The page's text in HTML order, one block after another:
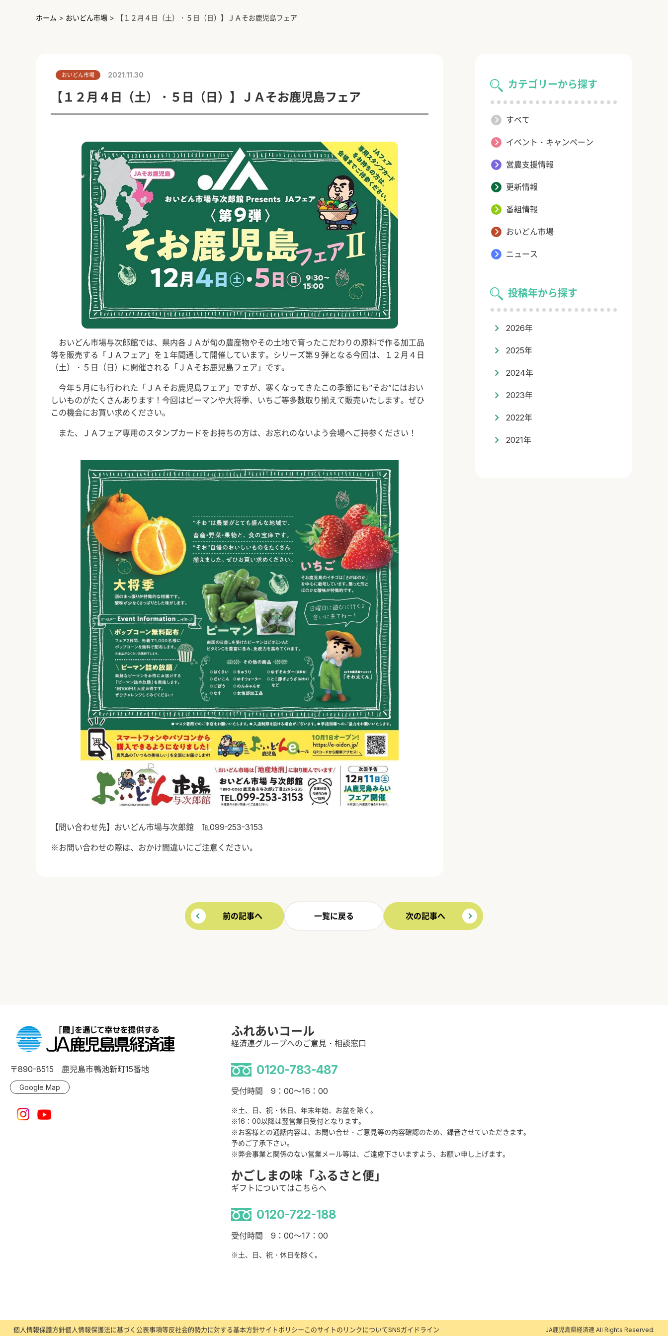
ホーム > おいどん市場 > 【１２月４日（土）・５日（日）】ＪＡそお鹿児島フェア
カテゴリーから探す
すべて
イベント・キャンペーン
営農支援情報
更新情報
番組情報
おいどん市場
ニュース
投稿年から探す
2026年
2025年
2024年
2023年
2022年
2021年
おいどん市場 2021.11.30
【１２月４日（土）・５日（日）】ＪＡそお鹿児島フェア
おいどん市場与次郎館では、県内各ＪＡが旬の農産物やその土地で育ったこだわりの原料で作る加工品
等を販売する「ＪＡフェア」を１年間通して開催しています。シリーズ第９弾となる今回は、１２月４日
（土）・５日（日）に開催される「ＪＡそお鹿児島フェア」です。
今年５月にも行われた「ＪＡそお鹿児島フェア」ですが、寒くなってきたこの季節にも“そお”にはおい
しいものがたくさんあります！今回はピーマンや大将季、いちご等多数取り揃えて販売いたします。ぜひ
この機会にお買い求めください。
また、ＪＡフェア専用のスタンプカードをお持ちの方は、お忘れのないよう会場へご持参ください！
【問い合わせ先】おいどん市場与次郎館 ℡099-253-3153
※お問い合わせの際は、おかけ間違いにご注意ください。
前の記事へ 一覧に戻る 次の記事へ
〒890-8515 鹿児島市鴨池新町15番地
Google Map
ふれあいコール
経済連グループへのご意見・相談窓口
0120-783-487
受付時間 9：00～16：00
※土、日、祝・休日、年末年始、お盆を除く。
※16：00以降は翌営業日受付となります。
※お客様との通話内容は、お問い合せ・ご意見等の内容確認のため、録音させていただきます。
予めご了承下さい。
※弊会事業と関係のない営業メール等は、ご遠慮下さいますよう、お願い申し上げます。
かごしまの味「ふるさと便」
ギフトについてはこちらへ
0120-722-188
受付時間 9：00～17：00
※土、日、祝・休日を除く。
個人情報保護方針個人情報保護法に基づく公表事項等反社会的勢力に対する基本方針サイトポリシーこのサイトのリンクについてSNSガイドライン JA鹿児島県経済連 All Rights Reserved.